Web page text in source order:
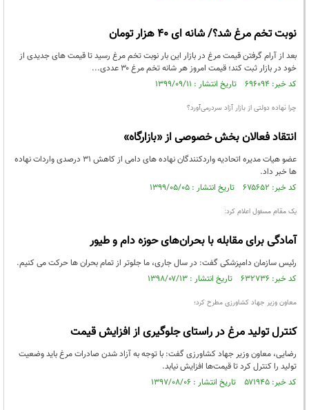
نوبت تخم مرغ شد؟/ شانه ای ۴۰ هزار تومان
بعد از آرام گرفتن قیمت مرغ در بازار این بار نوبت تخم مرغ رسید تا قیمت های جدیدی از
خود در بازار ثبت کند؛ قیمت امروز هر شانه تخم مرغ ۳۰ عددی...
کد خبر: ۶۹۶۰۹۴ تاریخ انتشار : ۱۳۹۹/۰۹/۱۱
چرا نهاده دولتی از بازار آزاد سردرمی‌آورد؟
انتقاد فعالان بخش خصوصی از «بازارگاه»
عضو هیات مدیره اتحادیه واردکنندگان نهاده های دامی از کاهش ٣١ درصدی واردات نهاده
ها خبر داد.
کد خبر: ۶۷۵۶۵۲ تاریخ انتشار : ۱۳۹۹/۰۵/۰۵
یک مقام مسئول اعلام کرد:
آمادگی برای مقابله با بحران‌های حوزه دام و طیور
رئیس سازمان دامپزشکی گفت: در سال جاری، ما جلوتر از تمام بحران ها حرکت می کنیم.
کد خبر: ۶۳۲۷۳۶ تاریخ انتشار : ۱۳۹۸/۰۷/۱۳
معاون وزیر جهاد کشاورزی مطرح کرد؛
کنترل تولید مرغ در راستای جلوگیری از افزایش قیمت
رضایی، معاون وزیر جهاد کشاورزی گفت: با توجه به آزاد شدن صادرات مرغ باید وضعیت
تولید را کنترل کرد تا قیمت‌ها افزایش نیابد.
کد خبر: ۵۷۱۹۴۵ تاریخ انتشار : ۱۳۹۷/۰۸/۰۶